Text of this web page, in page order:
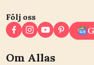
Följ oss
Om Allas